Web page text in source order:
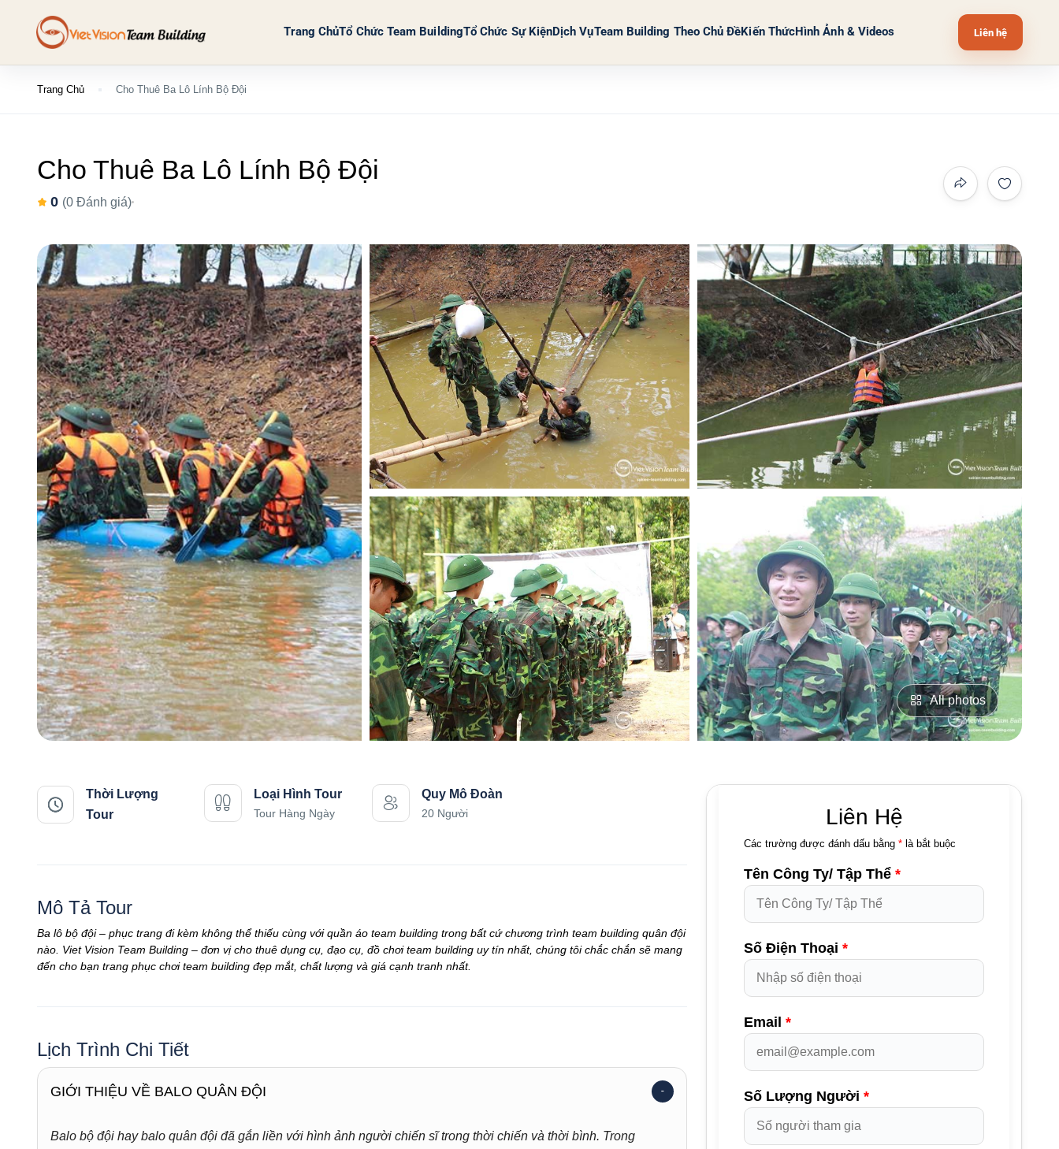
Trang ChủTổ Chức Team BuildingTổ Chức Sự KiệnDịch VụTeam Building Theo Chủ ĐềKiến ThứcHình Ảnh & Videos Liên hệ
Trang Chủ Cho Thuê Ba Lô Lính Bộ Đội
Cho Thuê Ba Lô Lính Bộ Đội
0 (0 Đánh giá)
All photos
Thời Lượng
Tour
Loại Hình Tour
Tour Hàng Ngày
Quy Mô Đoàn
20 Người
Mô Tả Tour
Ba lô bộ đội – phục trang đi kèm không thể thiếu cùng với quần áo team building trong bất cứ chương trình team building quân đội
nào. Viet Vision Team Building – đơn vị cho thuê dụng cụ, đạo cụ, đồ chơi team building uy tín nhất, chúng tôi chắc chắn sẽ mang
đến cho bạn trang phục chơi team building đẹp mắt, chất lượng và giá cạnh tranh nhất.
Lịch Trình Chi Tiết
GIỚI THIỆU VỀ BALO QUÂN ĐỘI
Balo bộ đội hay balo quân đội đã gắn liền với hình ảnh người chiến sĩ trong thời chiến và thời bình. Trong
Liên Hệ
Các trường được đánh dấu bằng* là bắt buộc
Tên Công Ty/ Tập Thể*
Số Điện Thoại*
Email*
Số Lượng Người*